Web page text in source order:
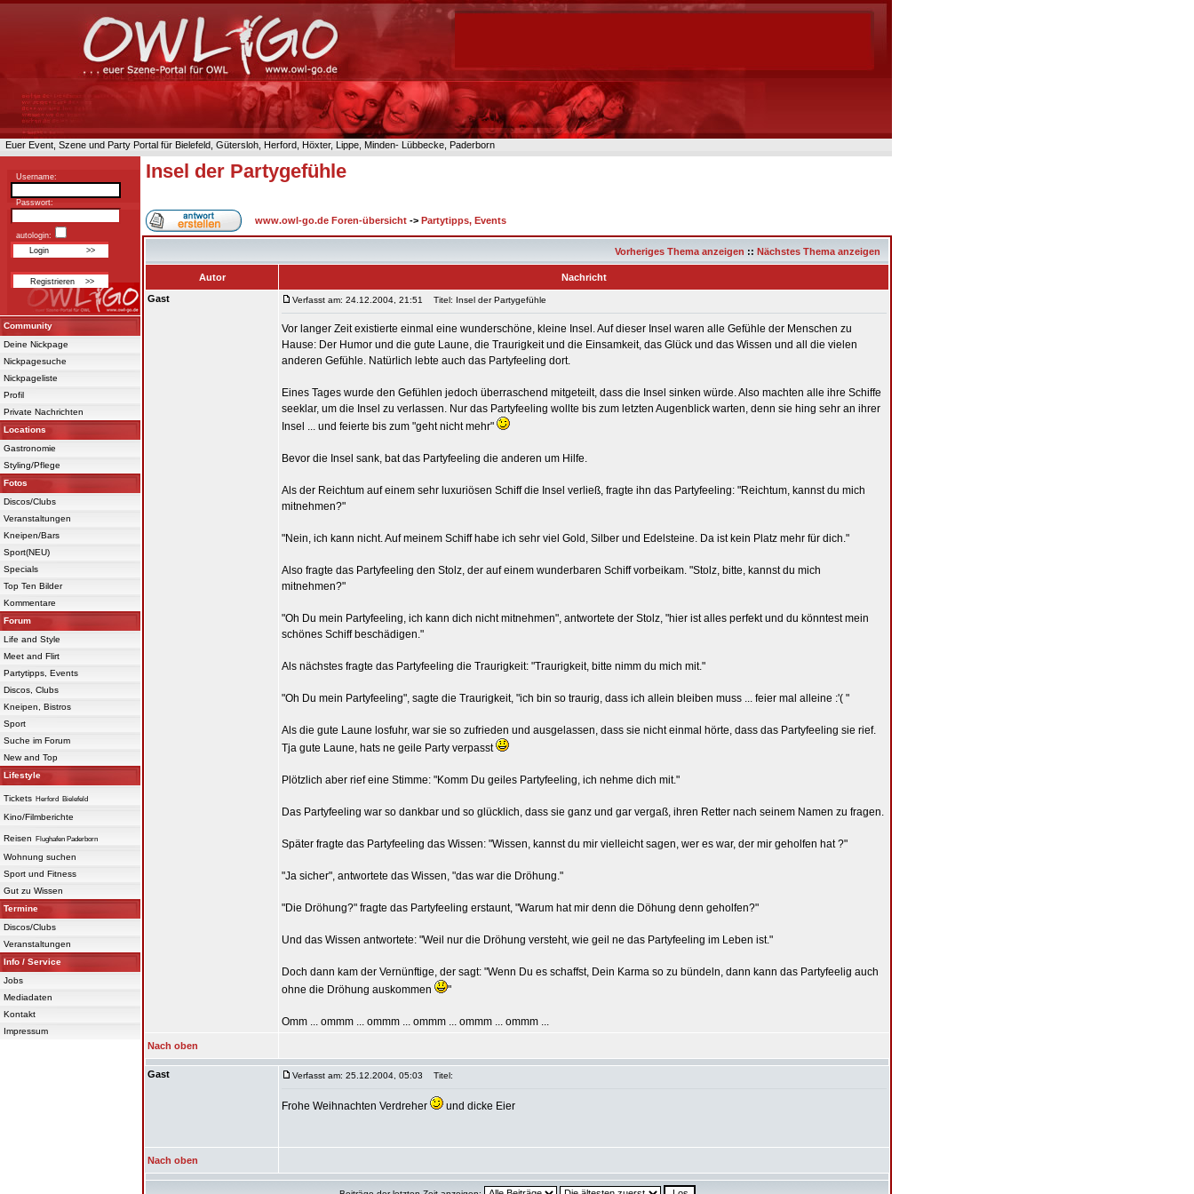
Euer Event, Szene und Party Portal für Bielefeld, Gütersloh, Herford, Höxter, Lippe, Minden- Lübbecke, Paderborn
Username:
Passwort:
autologin:
Community
Deine Nickpage
Nickpagesuche
Nickpageliste
Profil
Private Nachrichten
Locations
Gastronomie
Styling/Pflege
Fotos
Discos/Clubs
Veranstaltungen
Kneipen/Bars
Sport(NEU)
Specials
Top Ten Bilder
Kommentare
Forum
Life and Style
Meet and Flirt
Partytipps, Events
Discos, Clubs
Kneipen, Bistros
Sport
Suche im Forum
New and Top
Lifestyle
Tickets Herford Bielefeld
Kino/Filmberichte
Reisen Flughafen Paderborn
Wohnung suchen
Sport und Fitness
Gut zu Wissen
Termine
Discos/Clubs
Veranstaltungen
Info / Service
Jobs
Mediadaten
Kontakt
Impressum
Insel der Partygefühle
www.owl-go.de Foren-übersicht -> Partytipps, Events
Vorheriges Thema anzeigen :: Nächstes Thema anzeigen
Autor
Nachricht
Gast
Verfasst am: 24.12.2004, 21:51 Titel: Insel der Partygefühle
Vor langer Zeit existierte einmal eine wunderschöne, kleine Insel. Auf dieser Insel waren alle Gefühle der Menschen zu
Hause: Der Humor und die gute Laune, die Traurigkeit und die Einsamkeit, das Glück und das Wissen und all die vielen
anderen Gefühle. Natürlich lebte auch das Partyfeeling dort.
Eines Tages wurde den Gefühlen jedoch überraschend mitgeteilt, dass die Insel sinken würde. Also machten alle ihre Schiffe
seeklar, um die Insel zu verlassen. Nur das Partyfeeling wollte bis zum letzten Augenblick warten, denn sie hing sehr an ihrer
Insel ... und feierte bis zum "geht nicht mehr"
Bevor die Insel sank, bat das Partyfeeling die anderen um Hilfe.
Als der Reichtum auf einem sehr luxuriösen Schiff die Insel verließ, fragte ihn das Partyfeeling: "Reichtum, kannst du mich
mitnehmen?"
"Nein, ich kann nicht. Auf meinem Schiff habe ich sehr viel Gold, Silber und Edelsteine. Da ist kein Platz mehr für dich."
Also fragte das Partyfeeling den Stolz, der auf einem wunderbaren Schiff vorbeikam. "Stolz, bitte, kannst du mich
mitnehmen?"
"Oh Du mein Partyfeeling, ich kann dich nicht mitnehmen", antwortete der Stolz, "hier ist alles perfekt und du könntest mein
schönes Schiff beschädigen."
Als nächstes fragte das Partyfeeling die Traurigkeit: "Traurigkeit, bitte nimm du mich mit."
"Oh Du mein Partyfeeling", sagte die Traurigkeit, "ich bin so traurig, dass ich allein bleiben muss ... feier mal alleine :'( "
Als die gute Laune losfuhr, war sie so zufrieden und ausgelassen, dass sie nicht einmal hörte, dass das Partyfeeling sie rief.
Tja gute Laune, hats ne geile Party verpasst
Plötzlich aber rief eine Stimme: "Komm Du geiles Partyfeeling, ich nehme dich mit."
Das Partyfeeling war so dankbar und so glücklich, dass sie ganz und gar vergaß, ihren Retter nach seinem Namen zu fragen.
Später fragte das Partyfeeling das Wissen: "Wissen, kannst du mir vielleicht sagen, wer es war, der mir geholfen hat ?"
"Ja sicher", antwortete das Wissen, "das war die Dröhung."
"Die Dröhung?" fragte das Partyfeeling erstaunt, "Warum hat mir denn die Döhung denn geholfen?"
Und das Wissen antwortete: "Weil nur die Dröhung versteht, wie geil ne das Partyfeeling im Leben ist."
Doch dann kam der Vernünftige, der sagt: "Wenn Du es schaffst, Dein Karma so zu bündeln, dann kann das Partyfeelig auch
ohne die Dröhung auskommen
"
Omm ... ommm ... ommm ... ommm ... ommm ... ommm ...
Nach oben
Gast Verfasst am: 25.12.2004, 05:03 Titel:
Frohe Weihnachten Verdreher und dicke Eier
Nach oben